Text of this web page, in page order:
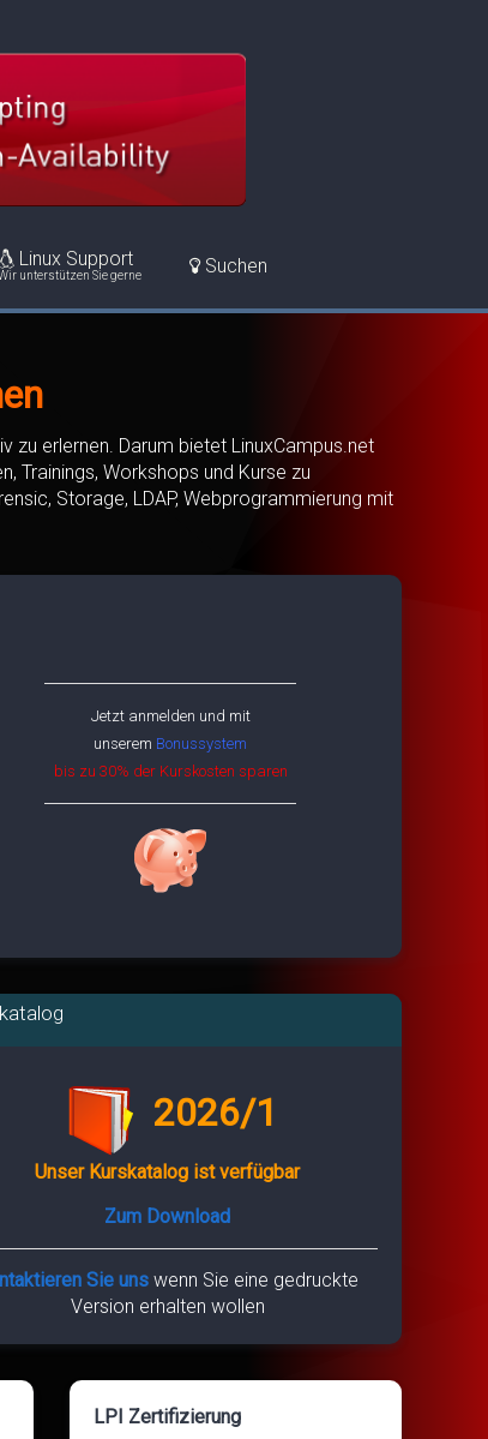
Linux Support
unterstützen Sie gerne Suchen
zu erlernen. Darum bietet LinuxCampus.net
Trainings, Workshops und Kurse zu
Storage, LDAP, Webprogrammierung mit
Jetzt anmelden und mit
unserem Bonussystem
bis zu 30% der Kurskosten sparen
2026/1
Unser Kurskatalog ist verfügbar
Zum Download
Sie uns wenn Sie eine gedruckte
Version erhalten wollen
LPI Zertifizierung